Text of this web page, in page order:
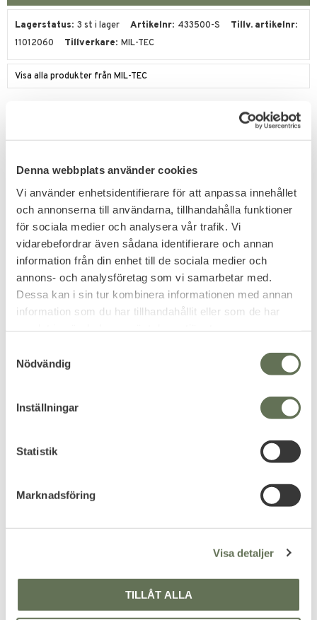
Denna webbplats använder cookies
Vi använder enhetsidentifierare för att anpassa innehållet
och annonserna till användarna, tillhandahålla funktioner
för sociala medier och analysera vår trafik. Vi
vidarebefordrar även sådana identifierare och annan
information från din enhet till de sociala medier och
annons- och analysföretag som vi samarbetar med.
Dessa kan i sin tur kombinera informationen med annan
information som du har tillhandahållit eller som de har
Nödvändig
Inställningar
Statistik
Marknadsföring
Visa detaljer
TILLÅT ALLA
Lagerstatus 3 st i lager Artikelnr 433500-S
Tillv. artikelnr
11012060
Tillverkare MIL-TEC
Visa alla produkter från MIL-TEC
Amerikansk kamouflage t-shirt 3-
färg öken.
Bra kvalitet. Normala storlekar. Vill du ha den
mer pösig ta en storlek större.
SPECIFIKATION
Material: 50% bomull, 50% polyester
Omdömen
Du
PRENUMERERA & TA DEL AV VÅRA
Dina personuppgifter behandlas i enlighet med vår
integritetspolicy.